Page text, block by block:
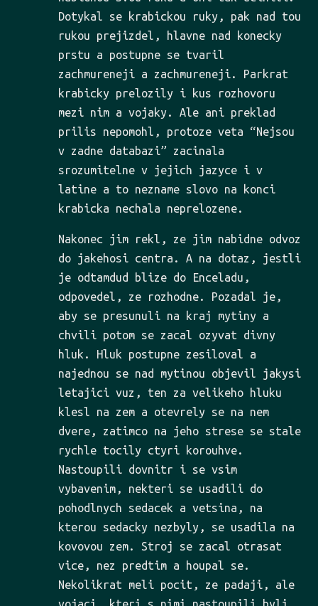
Dotykal se krabickou ruky, pak nad tou
rukou prejizdel, hlavne nad konecky
prstu a postupne se tvaril
zachmureneji a zachmureneji. Parkrat
krabicky prelozily i kus rozhovoru
mezi nim a vojaky. Ale ani preklad
prilis nepomohl, protoze veta “Nejsou
v zadne databazi” zacinala
srozumitelne v jejich jazyce i v
latine a to nezname slovo na konci
krabicka nechala neprelozene.
Nakonec jim rekl, ze jim nabidne odvoz
do jakehosi centra. A na dotaz, jestli
je odtamdud blize do Enceladu,
odpovedel, ze rozhodne. Pozadal je,
aby se presunuli na kraj mytiny a
chvili potom se zacal ozyvat divny
hluk. Hluk postupne zesiloval a
najednou se nad mytinou objevil jakysi
letajici vuz, ten za velikeho hluku
klesl na zem a otevrely se na nem
dvere, zatimco na jeho strese se stale
rychle tocily ctyri korouhve.
Nastoupili dovnitr i se vsim
vybavenim, nekteri se usadili do
pohodlnych sedacek a vetsina, na
kterou sedacky nezbyly, se usadila na
kovovou zem. Stroj se zacal otrasat
vice, nez predtim a houpal se.
Nekolikrat meli pocit, ze padaji, ale